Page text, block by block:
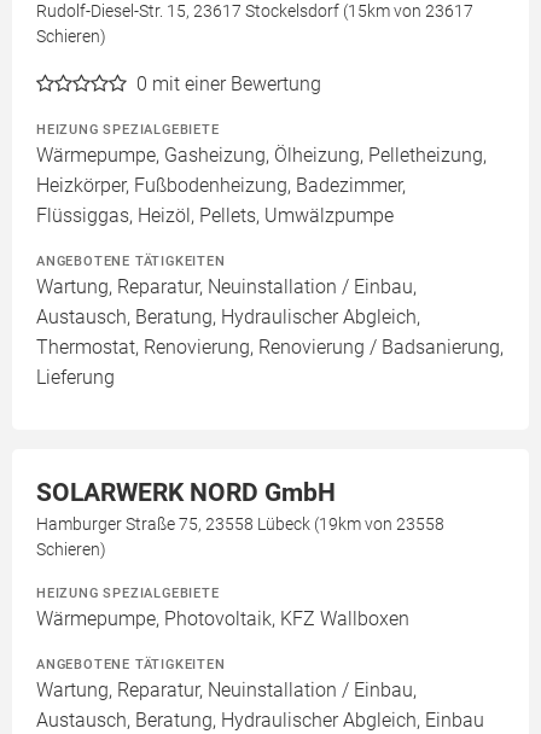
Rudolf-Diesel-Str. 15, 23617 Stockelsdorf (15km von 23617
Schieren)
0 mit einer Bewertung
HEIZUNG SPEZIALGEBIETE
Wärmepumpe, Gasheizung, Ölheizung, Pelletheizung,
Heizkörper, Fußbodenheizung, Badezimmer,
Flüssiggas, Heizöl, Pellets, Umwälzpumpe
ANGEBOTENE TÄTIGKEITEN
Wartung, Reparatur, Neuinstallation / Einbau,
Austausch, Beratung, Hydraulischer Abgleich,
Thermostat, Renovierung, Renovierung / Badsanierung,
Lieferung
SOLARWERK NORD GmbH
Hamburger Straße 75, 23558 Lübeck (19km von 23558
Schieren)
HEIZUNG SPEZIALGEBIETE
Wärmepumpe, Photovoltaik, KFZ Wallboxen
ANGEBOTENE TÄTIGKEITEN
Wartung, Reparatur, Neuinstallation / Einbau,
Austausch, Beratung, Hydraulischer Abgleich, Einbau